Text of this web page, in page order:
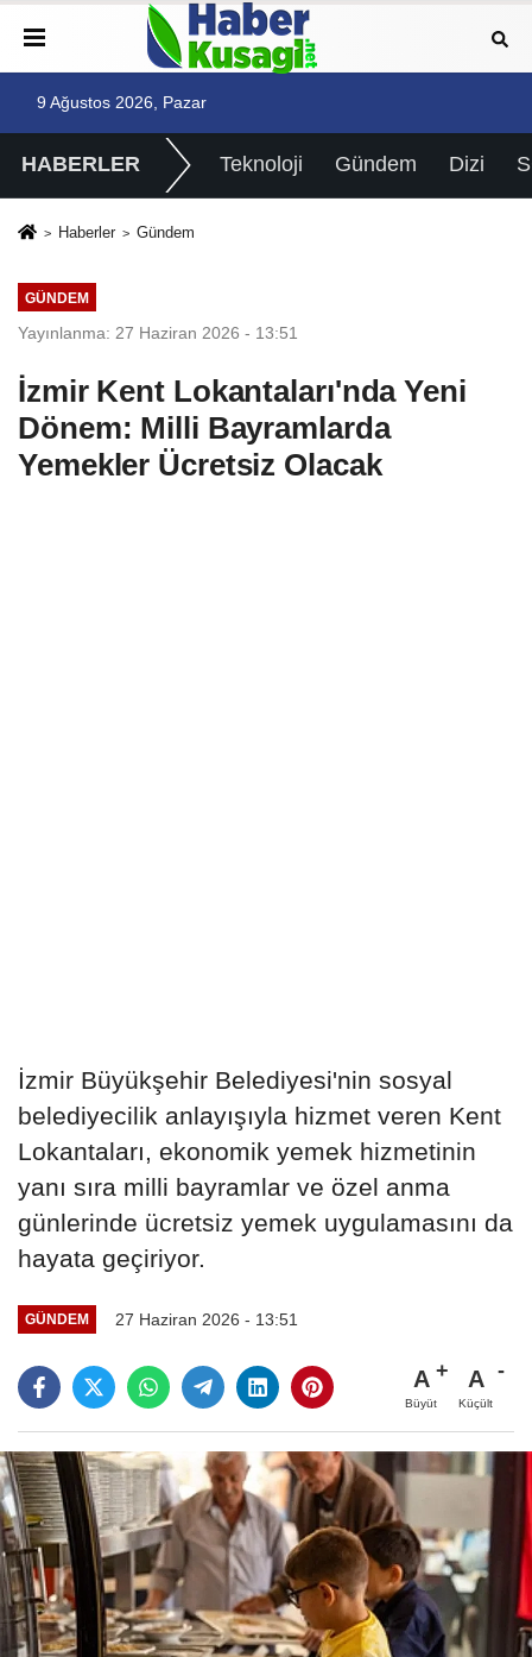
9 Ağustos 2026, Pazar
HABERLER Teknoloji Gündem Dizi
Haberler Gündem
GÜNDEM
Yayınlanma: 27 Haziran 2026 - 13:51
İzmir Kent Lokantaları'nda Yeni
Dönem: Milli Bayramlarda
Yemekler Ücretsiz Olacak
İzmir Büyükşehir Belediyesi'nin sosyal
belediyecilik anlayışıyla hizmet veren Kent
Lokantaları, ekonomik yemek hizmetinin
yanı sıra milli bayramlar ve özel anma
günlerinde ücretsiz yemek uygulamasını da
hayata geçiriyor.
GÜNDEM 27 Haziran 2026 - 13:51
A
Büyüt
A
Küçült